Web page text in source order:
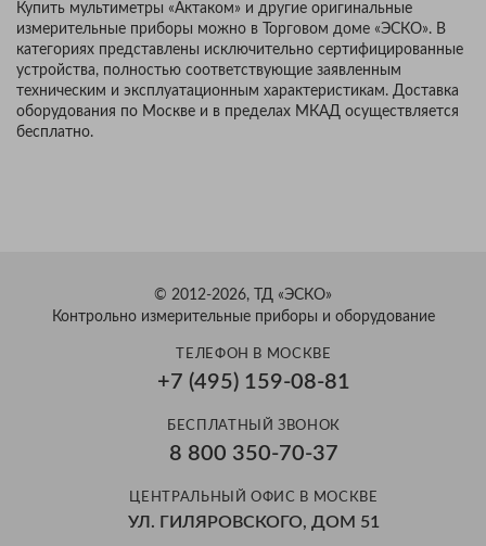
Купить мультиметры «Актаком» и другие оригинальные
измерительные приборы можно в Торговом доме «ЭСКО». В
категориях представлены исключительно сертифицированные
устройства, полностью соответствующие заявленным
техническим и эксплуатационным характеристикам. Доставка
оборудования по Москве и в пределах МКАД осуществляется
бесплатно.
© 2012-2026, ТД «ЭСКО»
Контрольно измерительные приборы и оборудование
ТЕЛЕФОН В МОСКВЕ
+7 (495) 159-08-81
БЕСПЛАТНЫЙ ЗВОНОК
8 800 350-70-37
ЦЕНТРАЛЬНЫЙ ОФИС В МОСКВЕ
УЛ. ГИЛЯРОВСКОГО, ДОМ 51